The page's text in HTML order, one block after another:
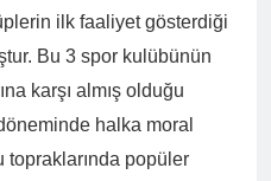
ilk faaliyet gösterdiği
Bu 3 spor kulübünün
karşı almış olduğu
halka moral
popüler